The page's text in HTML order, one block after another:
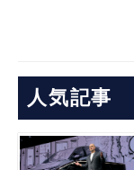
人気記事